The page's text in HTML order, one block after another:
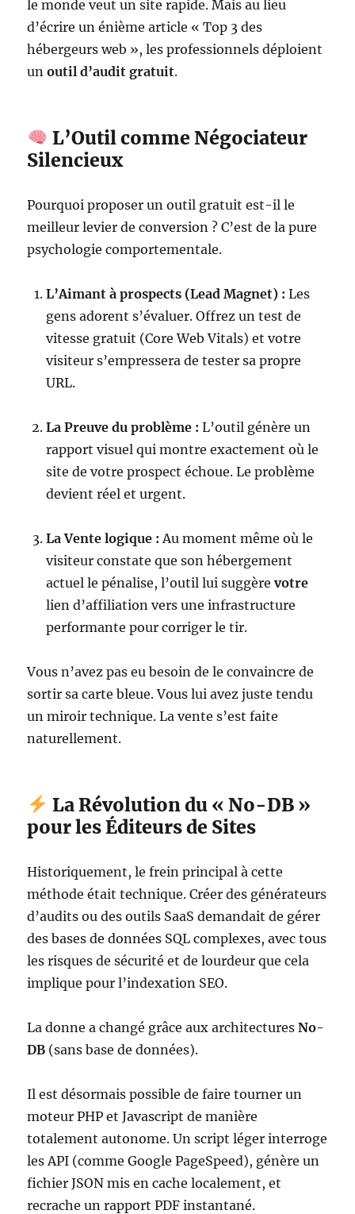
le monde veut un site rapide. Mais au lieu
d’écrire un énième article « Top 3 des
hébergeurs web », les professionnels déploient
unoutil d’audit gratuit.
L’Outil comme Négociateur
Silencieux
Pourquoi proposer un outil gratuit est-il le
meilleur levier de conversion ? C’est de la pure
psychologie comportementale.
L’Aimant à prospects (Lead Magnet) : Les
gens adorent s’évaluer. Offrez un test de
vitesse gratuit (Core Web Vitals) et votre
visiteur s’empressera de tester sa propre
URL.
La Preuve du problème : L’outil génère un
rapport visuel qui montre exactement où le
site de votre prospect échoue. Le problème
devient réel et urgent.
La Vente logique : Au moment même où le
visiteur constate que son hébergement
actuel le pénalise, l’outil lui suggèrevotre
lien d’affiliation vers une infrastructure
performante pour corriger le tir.
Vous n’avez pas eu besoin de le convaincre de
sortir sa carte bleue. Vous lui avez juste tendu
un miroir technique. La vente s’est faite
naturellement.
La Révolution du « No-DB »
pour les Éditeurs de Sites
Historiquement, le frein principal à cette
méthode était technique. Créer des générateurs
d’audits ou des outils SaaS demandait de gérer
des bases de données SQL complexes, avec tous
les risques de sécurité et de lourdeur que cela
implique pour l’indexation SEO.
La donne a changé grâce aux architecturesNo-
DB (sans base de données).
Il est désormais possible de faire tourner un
moteur PHP et Javascript de manière
totalement autonome. Un script léger interroge
les API (comme Google PageSpeed), génère un
fichier JSON mis en cache localement, et
recrache un rapport PDF instantané.